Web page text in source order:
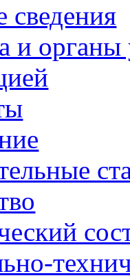
и органы